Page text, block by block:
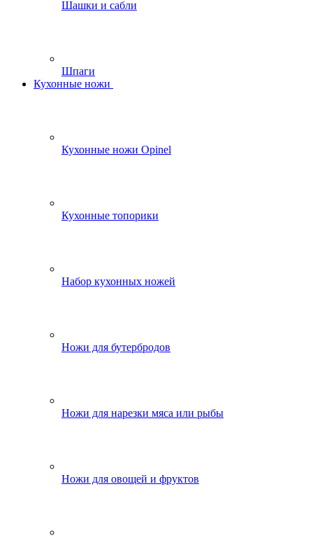
Шашки и сабли
Шпаги
Кухонные ножи
Кухонные ножи Opinel
Кухонные топорики
Набор кухонных ножей
Ножи для бутербродов
Ножи для нарезки мяса или рыбы
Ножи для овощей и фруктов